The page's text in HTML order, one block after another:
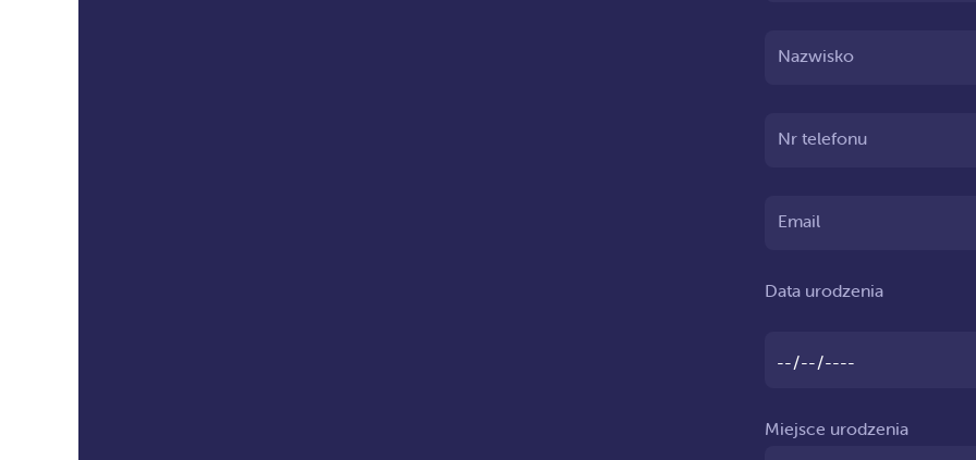
Nazwisko
Nr telefonu
Email
Data urodzenia
Miejsce urodzenia